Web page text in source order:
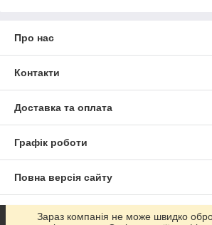
Про нас
Контакти
Доставка та оплата
Графік роботи
Повна версія сайту
Сайт створено на маркетплейсі
Зараз компанія не може швидко